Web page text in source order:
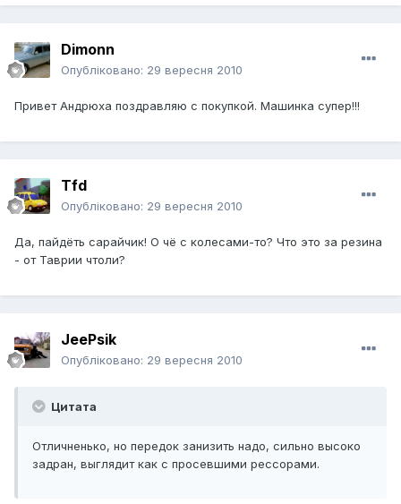
Dimonn
Опубліковано: 29 вересня 2010
Привет Андрюха поздравляю с покупкой. Машинка супер!!!
Tfd
Опубліковано: 29 вересня 2010
Да, пайдёть сарайчик! О чё с колесами-то? Что это за резина
- от Таврии чтоли?
JeePsik
Опубліковано: 29 вересня 2010
Цитата
Отличненько, но передок занизить надо, сильно высоко
задран, выглядит как с просевшими рессорами.